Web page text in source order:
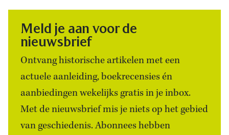
Meld je aan voor de
nieuwsbrief
Ontvang historische artikelen met een
actuele aanleiding, boekrecensies én
aanbiedingen wekelijks gratis in je inbox.
Met de nieuwsbrief mis je niets op het gebied
van geschiedenis. Abonnees hebben